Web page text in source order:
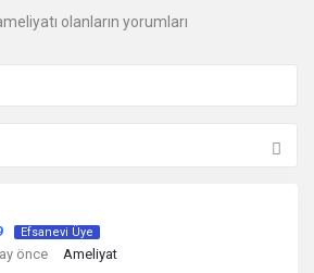
olanların yorumları
Efsanevi Üye
önce Ameliyat